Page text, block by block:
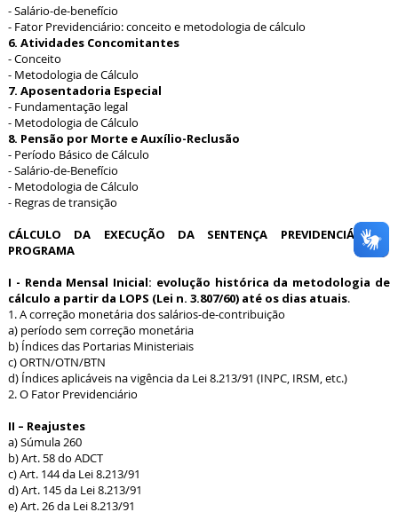
- Salário-de-benefício
- Fator Previdenciário: conceito e metodologia de cálculo
6. Atividades Concomitantes
- Conceito
- Metodologia de Cálculo
7. Aposentadoria Especial
- Fundamentação legal
- Metodologia de Cálculo
8. Pensão por Morte e Auxílio-Reclusão
- Período Básico de Cálculo
- Salário-de-Benefício
- Metodologia de Cálculo
- Regras de transição
CÁLCULO DA EXECUÇÃO DA SENTENÇA PREVIDENCIÁRIA -
PROGRAMA
I - Renda Mensal Inicial: evolução histórica da metodologia de
cálculo a partir da LOPS (Lei n. 3.807/60) até os dias atuais.
1. A correção monetária dos salários-de-contribuição
a) período sem correção monetária
b) Índices das Portarias Ministeriais
c) ORTN/OTN/BTN
d) Índices aplicáveis na vigência da Lei 8.213/91 (INPC, IRSM, etc.)
2. O Fator Previdenciário
II – Reajustes
a) Súmula 260
b) Art. 58 do ADCT
c) Art. 144 da Lei 8.213/91
d) Art. 145 da Lei 8.213/91
e) Art. 26 da Lei 8.213/91